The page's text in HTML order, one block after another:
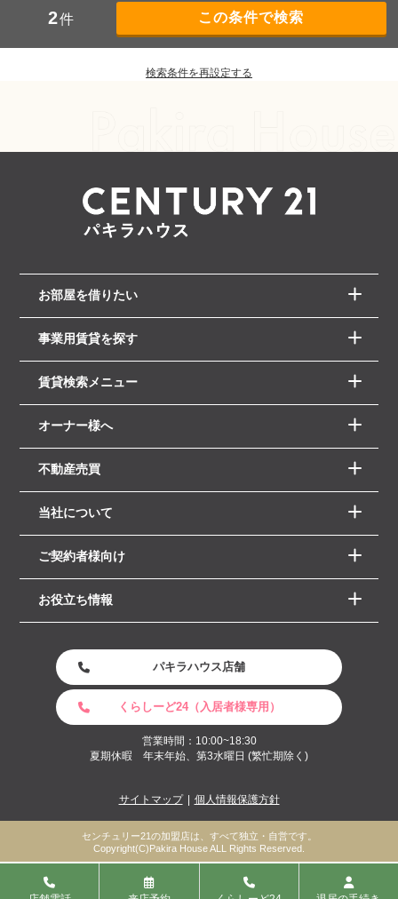
2件
検索条件を再設定する
お部屋を借りたい
事業用賃貸を探す
賃貸検索メニュー
オーナー様へ
不動産売買
当社について
ご契約者様向け
お役立ち情報
パキラハウス店舗
くらしーど24（入居者様専用）
営業時間：10:00~18:30
夏期休暇 年末年始、第3水曜日 (繁忙期除く)
サイトマップ 個人情報保護方針
センチュリー21の加盟店は、すべて独立・自営です。
Copyright(C)Pakira House ALL Rights Reserved.